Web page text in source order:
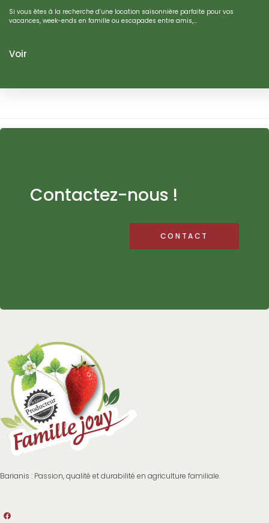
Si vous êtes à la recherche d’une location saisonnière parfaite pour vos
vacances, week-ends en famille ou escapades entre amis,…
Voir
Contactez-nous !
CONTACT
Barianis : Passion, qualité et durabilité en agriculture familiale.